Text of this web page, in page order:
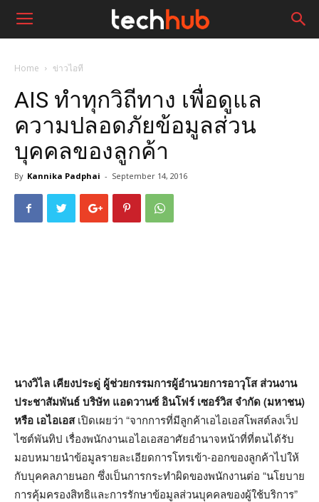
Home ข่าวไอที
AIS ทำทุกวิถีทาง เพื่อดูแล
ความปลอดภัยข้อมูลส่วน
บุคคลของลูกค้า
By Kannika Padphai - September 14, 2016
นางวิไล เคียงประดู่ ผู้ช่วยกรรมการผู้อำนวยการอาวุโส ส่วนงาน
ประชาสัมพันธ์ บริษัท แอดวานซ์ อินโฟร์ เซอร์วิส จำกัด (มหาชน)
หรือ เอไอเอสเปิดเผยว่า “จากการที่มีลูกค้าเอไอเอสโพสต์ลงเว็ป
ไซต์พันทิป เรื่องพนักงานเอไอเอสอาศัยอำนาจหน้าที่ที่ตนได้รับ
มอบหมายนำข้อมูลรายละเอียดการโทรเข้า-ออกของลูกค้าไปให้
กับบุคคลภายนอก ซึ่งเป็นการกระทำผิดของพนักงานต่อ “นโยบาย
การคุ้มครองสิทธิและการรักษาข้อมูลส่วนบุคคลของผู้ใช้บริการ”